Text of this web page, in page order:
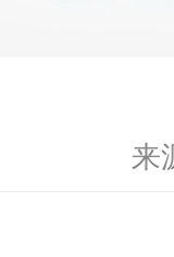
来